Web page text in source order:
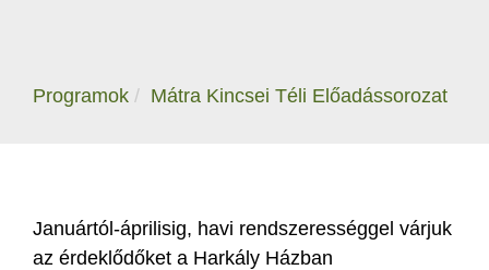
Programok Mátra Kincsei Téli Előadássorozat
Januártól-áprilisig, havi rendszerességgel várjuk
az érdeklődőket a Harkály Házban